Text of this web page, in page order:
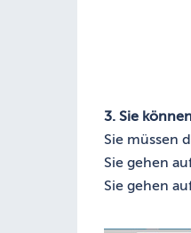
3. Sie
Sie müssen
Sie gehen
Sie gehen